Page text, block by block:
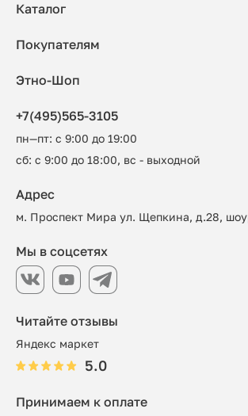
Каталог
Покупателям
Этно-Шоп
+7(495)565-3105
пн—пт: с 9:00 до 19:00
сб: с 9:00 до 18:00, вс - выходной
Читайте отзывы
Яндекс маркет
5.0
Адрес
м. Проспект Мира ул. Щепкина, д.28,
Принимаем к оплате
Мы в соцсетях